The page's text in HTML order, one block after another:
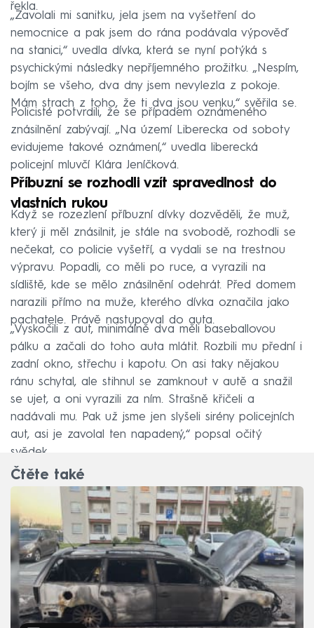
řekla.
„Zavolali mi sanitku, jela jsem na vyšetření do
nemocnice a pak jsem do rána podávala výpověď
na stanici,“ uvedla dívka, která se nyní potýká s
psychickými následky nepříjemného prožitku. „Nespím,
bojím se všeho, dva dny jsem nevylezla z pokoje.
Mám strach z toho, že ti dva jsou venku,“ svěřila se.
Policisté potvrdili, že se případem oznámeného
znásilnění zabývají. „Na území Liberecka od soboty
evidujeme takové oznámení,“ uvedla liberecká
policejní mluvčí Klára Jeníčková.
Příbuzní se rozhodli vzít spravedlnost do
vlastních rukou
Když se rozezlení příbuzní dívky dozvěděli, že muž,
který ji měl znásilnit, je stále na svobodě, rozhodli se
nečekat, co policie vyšetří, a vydali se na trestnou
výpravu. Popadli, co měli po ruce, a vyrazili na
sídliště, kde se mělo znásilnění odehrát. Před domem
narazili přímo na muže, kterého dívka označila jako
pachatele. Právě nastupoval do auta.
„Vyskočili z aut, minimálně dva měli baseballovou
pálku a začali do toho auta mlátit. Rozbili mu přední i
zadní okno, střechu i kapotu. On asi taky nějakou
ránu schytal, ale stihnul se zamknout v autě a snažil
se ujet, a oni vyrazili za ním. Strašně křičeli a
nadávali mu. Pak už jsme jen slyšeli sirény policejních
aut, asi je zavolal ten napadený,“ popsal očitý
svědek.
Čtěte také